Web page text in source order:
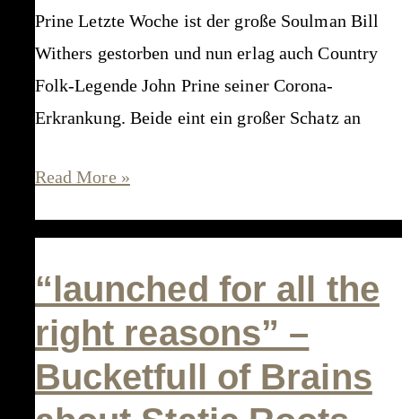
Prine Letzte Woche ist der große Soulman Bill
Withers gestorben und nun erlag auch Country
Folk-Legende John Prine seiner Corona-
Erkrankung. Beide eint ein großer Schatz an
HappySad
09.04.2020
–
u.
a.
mit
Read More »
“launched for all the
right reasons” –
Bucketfull of Brains